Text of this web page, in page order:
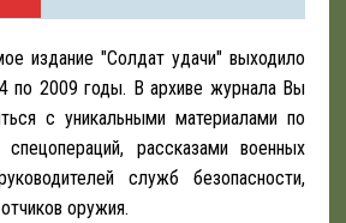
издание "Солдат удачи" выходило
по 2009 годы. В архиве журнала Вы
с уникальными материалами по
рассказами военных
служб безопасности,
оружия.